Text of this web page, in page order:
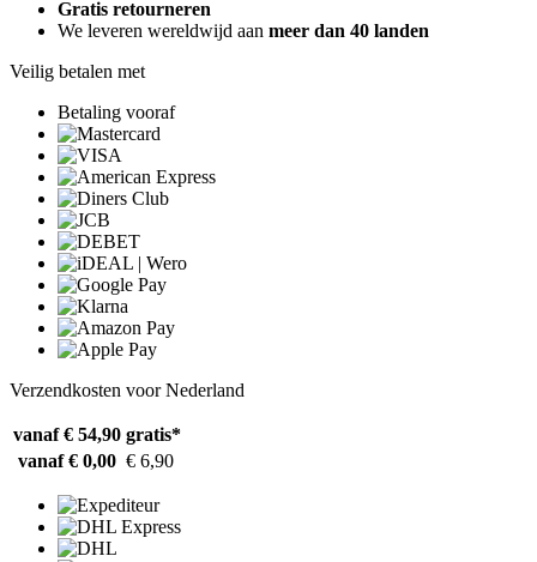
Gratis retourneren
We leveren wereldwijd aan meer dan 40 landen
Veilig betalen met
Betaling vooraf
Verzendkosten voor Nederland
vanaf € 54,90 gratis*
vanaf € 0,00 € 6,90